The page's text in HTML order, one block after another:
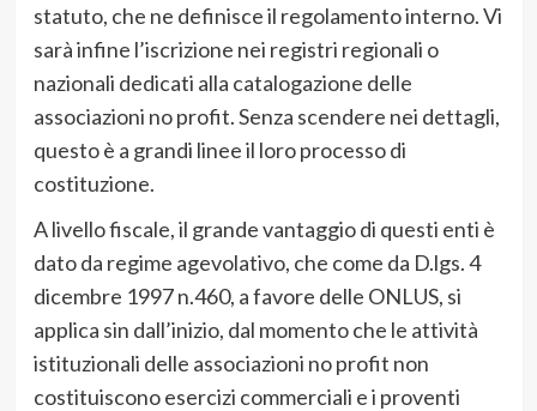
statuto, che ne definisce il regolamento interno. Vi
sarà infine l’iscrizione nei registri regionali o
nazionali dedicati alla catalogazione delle
associazioni no profit. Senza scendere nei dettagli,
questo è a grandi linee il loro processo di
costituzione.
A livello fiscale, il grande vantaggio di questi enti è
dato da regime agevolativo, che come da D.lgs. 4
dicembre 1997 n.460, a favore delle ONLUS, si
applica sin dall’inizio, dal momento che le attività
istituzionali delle associazioni no profit non
costituiscono esercizi commerciali e i proventi